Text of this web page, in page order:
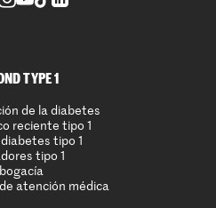
TYPE 1
de la diabetes
reciente tipo 1
tipo 1
tipo 1
atención médica